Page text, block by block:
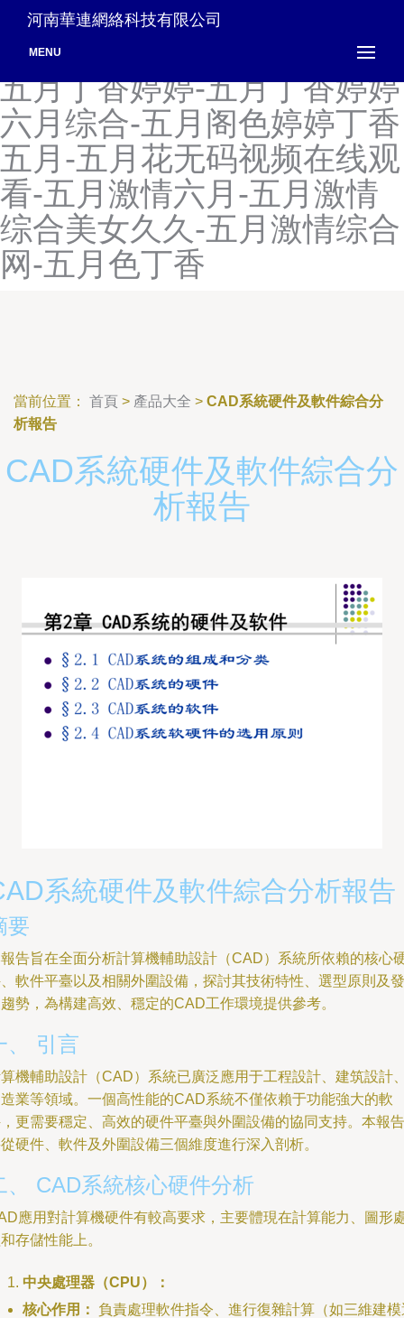
五月丁香六月婷婷国产视频-
五月丁香六月综合缴情在线-
五月丁香婷婷-五月丁香婷婷
六月综合-五月阁色婷婷丁香
五月-五月花无码视频在线观
看-五月激情六月-五月激情
综合美女久久-五月激情综合
网-五月色丁香
河南華連網絡科技有限公司
MENU
當前位置： 首頁 > 產品大全 > CAD系統硬件及軟件綜合分
析報告
CAD系統硬件及軟件綜合分
析報告
系統硬件及軟件綜合分析報告
要
告旨在全面分析計算機輔助設計（CAD）系統所依賴的核心
軟件平臺以及相關外圍設備，探討其技術特性、選型原則及發
勢，為構建高效、穩定的CAD工作環境提供參考。
、 引言
機輔助設計（CAD）系統已廣泛應用于工程設計、建筑設計
業等領域。一個高性能的CAD系統不僅依賴于功能強大的軟
更需要穩定、高效的硬件平臺與外圍設備的協同支持。本報告
硬件、軟件及外圍設備三個維度進行深入剖析。
、 CAD系統核心硬件分析
應用對計算機硬件有較高要求，主要體現在計算能力、圖形
存儲性能上。
中央處理器（CPU）：
核心作用：
負責處理軟件指令、進行復雜計算（如三維建模